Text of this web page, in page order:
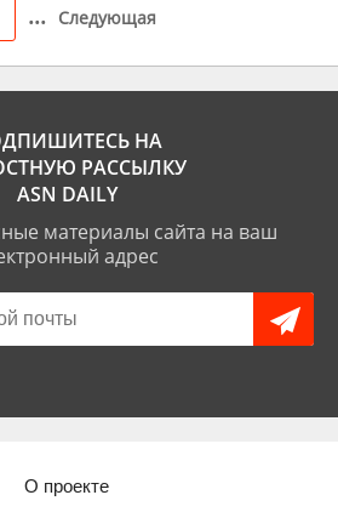
... Следующая
НА
РАССЫЛКУ
ASN DAILY
материалы сайта на ваш
адрес
О проекте